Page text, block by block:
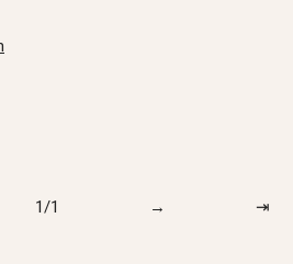
1/1 → ⇥